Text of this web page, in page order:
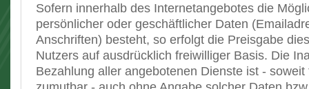
Sofern innerhalb des Internetangebotes die
persönlicher oder geschäftlicher Daten
Anschriften) besteht, so erfolgt die Preisgabe
Nutzers auf ausdrücklich freiwilliger Basis. Die
Bezahlung aller angebotenen Dienste ist -